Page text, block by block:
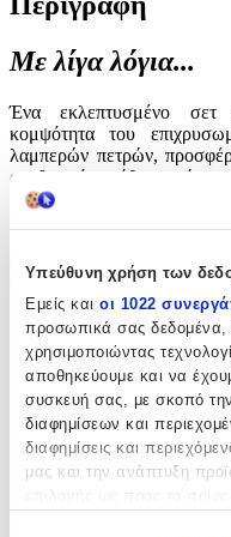
Υπεύθυνη χρήση των
Εμείς και οι 1022
προσωπικά σας
χρησιμοποιώντας
αποθηκεύουμε και να
συσκευή σας, με σκοπό
διαφημίσεων και
διαφημίσεις και
μας και την ανάπτυξη
Με λίγα λόγια...
Ένα εκλεπτυσμένο
κομψότητα του
λαμπερών πετρών,
αναδεικνύει κάθε
κολιέ και
προσφέρουν αρμονία και
οίκο Verorama,
προσεγμένη λεπτομέρεια
επιλογή για ένα
προσθέσουν μια ιδιαίτερη
Χαρακτηριστικά
Κατασκευαστής:
Verorama
Επιχρυσωμένο: